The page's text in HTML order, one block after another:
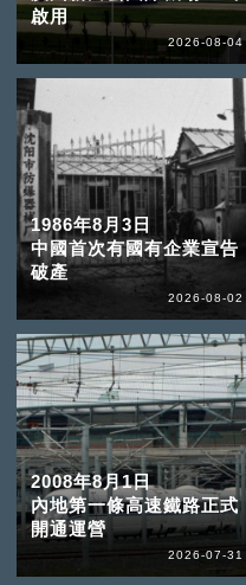
啟用
2026-08-04
1986年8月3日
中國首次有國有企業宣告
破產
2026-08-02
2008年8月1日
內地第一條高速鐵路正式
開通運營
2026-07-31